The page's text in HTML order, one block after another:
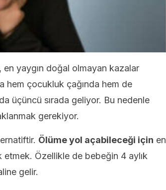
yaygın doğal olmayan kazalar
hem çocukluk çağında hem de
üçüncü sırada geliyor. Bu nedenle
gerekiyor.
Ölüme yol açabileceği için en
Özellikle de bebeğin 4 aylık
gelir.